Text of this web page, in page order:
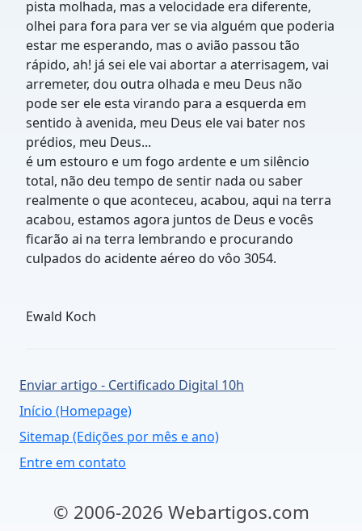
pista molhada, mas a velocidade era diferente,
olhei para fora para ver se via alguém que poderia
estar me esperando, mas o avião passou tão
rápido, ah! já sei ele vai abortar a aterrisagem, vai
arremeter, dou outra olhada e meu Deus não
pode ser ele esta virando para a esquerda em
sentido à avenida, meu Deus ele vai bater nos
prédios, meu Deus...
é um estouro e um fogo ardente e um silêncio
total, não deu tempo de sentir nada ou saber
realmente o que aconteceu, acabou, aqui na terra
acabou, estamos agora juntos de Deus e vocês
ficarão ai na terra lembrando e procurando
culpados do acidente aéreo do vôo 3054.
Ewald Koch
Enviar artigo - Certificado Digital 10h
Início (Homepage)
Sitemap (Edições por mês e ano)
Entre em contato
© 2006-2026 Webartigos.com